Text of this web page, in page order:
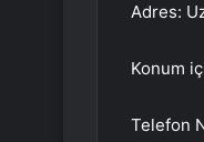
Adres:
Konum
Telefon